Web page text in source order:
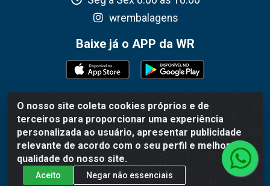
O nosso site coleta cookies próprios e de
terceiros para proporcionar uma experiência
personalizada ao usuário, apresentar publicidade
relevante de acordo com o seu perfil e melhorar a
qualidade do nosso site.
Aceito Negar não essenciais
wrembalagens
Baixe já o APP da WR
WR Embalagens - R. Cel. Teodoro Gomes de Araújo, 1360 -
Grogotó - Barbacena / MG - CEP 36202-628 - CNPJ
02.692.206/0001-55